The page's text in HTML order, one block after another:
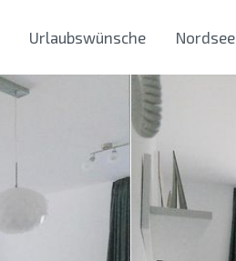
Urlaubswünsche Nordsee